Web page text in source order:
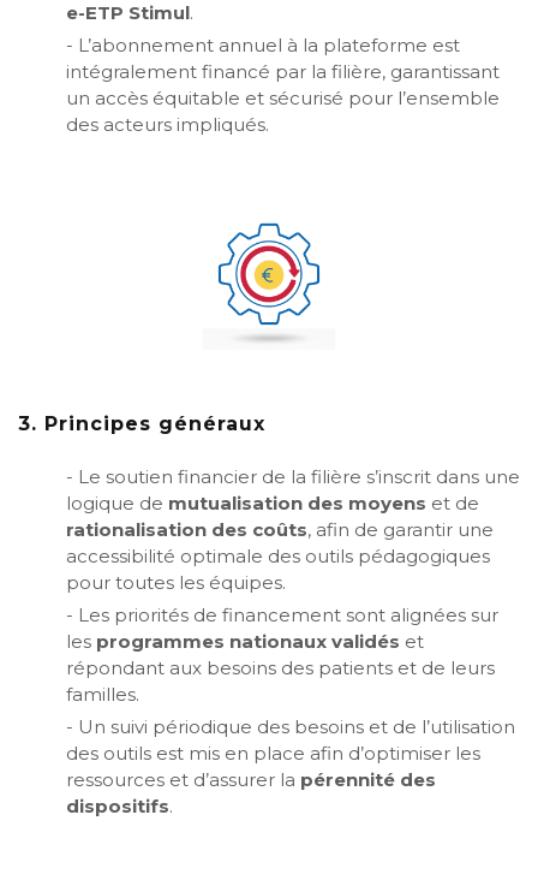
e-ETP Stimul.
- L’abonnement annuel à la plateforme est
intégralement financé par la filière, garantissant
un accès équitable et sécurisé pour l’ensemble
des acteurs impliqués.
3. Principes généraux
- Le soutien financier de la filière s’inscrit dans une
logique de mutualisation des moyens et de
rationalisation des coûts, afin de garantir une
accessibilité optimale des outils pédagogiques
pour toutes les équipes.
- Les priorités de financement sont alignées sur
les programmes nationaux validés et
répondant aux besoins des patients et de leurs
familles.
- Un suivi périodique des besoins et de l’utilisation
des outils est mis en place afin d’optimiser les
ressources et d’assurer la pérennité des
dispositifs.